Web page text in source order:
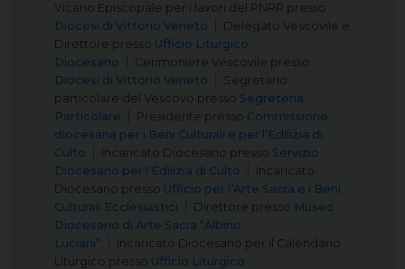
Vicario Episcopale per i lavori del PNRR presso
Diocesi di Vittorio Veneto
Delegato Vescovile e
Direttore presso Ufficio Liturgico
Diocesano
Cerimoniere Vescovile presso
Diocesi di Vittorio Veneto
Segretario
particolare del Vescovo presso Segreteria
Particolare
Presidente presso Commissione
diocesana per i Beni Culturali e per l’Edilizia di
Culto
Incaricato Diocesano presso Servizio
Diocesano per l’Edilizia di Culto
Incaricato
Diocesano presso Ufficio per l’Arte Sacra e i Beni
Culturali Ecclesiastici
Direttore presso Museo
Diocesano di Arte Sacra “Albino
Luciani”
Incaricato Diocesano per il Calendario
Liturgico presso Ufficio Liturgico